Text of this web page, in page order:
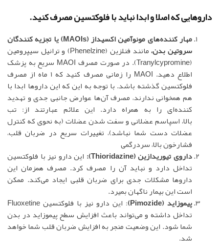
داروهایی که اصلا و ابدا نباید با فلوکتسین مصرف کنید.
مهار کننده‌های مونوآمین اکسیداز (MAOIs) یا تجزیه کنندگان
سروتین بدن،
مانند فنلزین (Phenelzine) و ترانیل سیپرومین
(Tranylcypromine). در صورت مصرف MAOI سریع به پزشک
اطلاع دهید. MAOI را زمانی مصرف کنید که 1 ماه از مصرف
فلوکتسین گذشته باشد. با توجه به این که این داروها ابدا با
هم همخوانی ندارند، مصرف آن‌ها عوارض جانبی جدی و تهدید
کننده‌ای را به همراه دارد. این علائم عبارتند از: تب
بالا، اسپاسم عضلانی و سفت شدن عضلات (به نحوی که کنترل
عضلات دست شما نباشد)، تغییرات سریع در ضربان قلب،
فشارخون بالا، سردرگمی
داروی تیوریدازین (Thioridazine):
این دارو نیز با فلوکتسین
تداخل دارد و نباید آن را مصرف کرد. مصرف همزمان این
داروها مشکلات جدی برای ضربان قلبی ایجاد می‌کند. ممکن
است این بیمار ناگهان بمیرد.
پیموزاید (Pimozide)
: این دارو نیز با فلوکتسین Fluoxetine
تداخل داشته و می‌تواند باعث افزایش سطح پیموزاید در بدن
شما شود. این وضعیت منجر به افزایش ضربان قلب شما خواهد
شد.